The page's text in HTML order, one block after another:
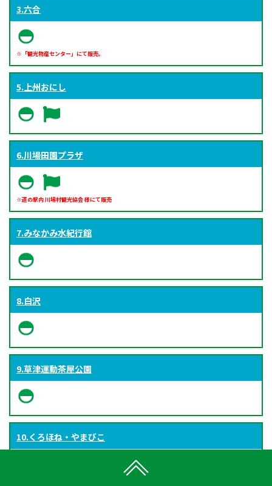
3.六合
※「観光物産センター」にて販売。
5.上州おにし
6.川場田園プラザ
※道の駅内 川場村観光協会 様にて販売
7.みなかみ水紀行館
8.白沢
9.草津運動茶屋公園
10.くろほね・やまびこ